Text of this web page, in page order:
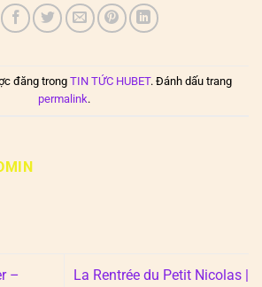
đăng trong TIN TỨC HUBET. Đánh dấu trang
permalink.
–
La Rentrée du Petit Nicolas |